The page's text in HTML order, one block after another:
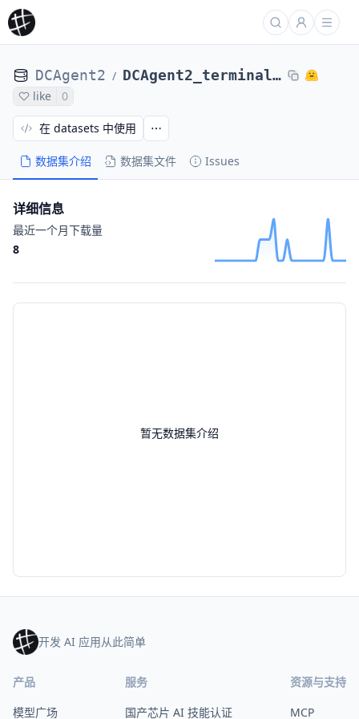
DCAgent2 / DCAgent2_terminal_bench_2_DCAgent_nl2bash-nl2bash-bugsseq_Qwen3-8B-maxEps24-1122ab7ea2a
like 0
数据集介绍 数据集文件 Issues
在 datasets 中使用
暂无数据集介绍
详细信息
最近一个月下载量
8
开发 AI 应用从此简单
产品
模型广场
服务
国产芯片 AI 技能认证
资源与支持
MCP